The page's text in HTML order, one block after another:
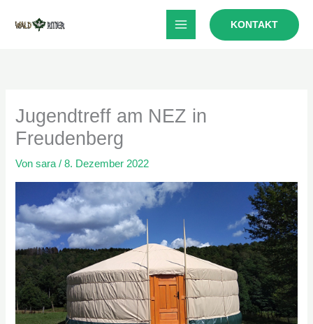
Inhalt
KONTAKT
Jugendtreff am NEZ in
Freudenberg
Vonsara/8. Dezember 2022